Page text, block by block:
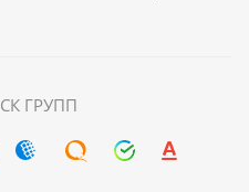
ГРУПП